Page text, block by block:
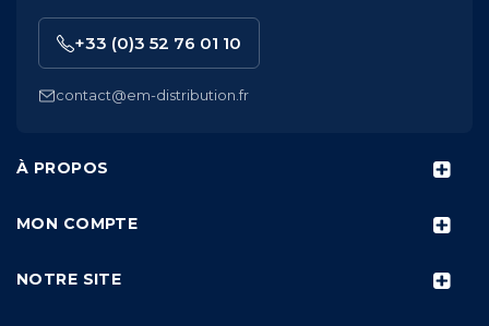
À PROPOS
MON COMPTE
NOTRE SITE
+33 (0)3 52 76 01 10
contact@em-distribution.fr